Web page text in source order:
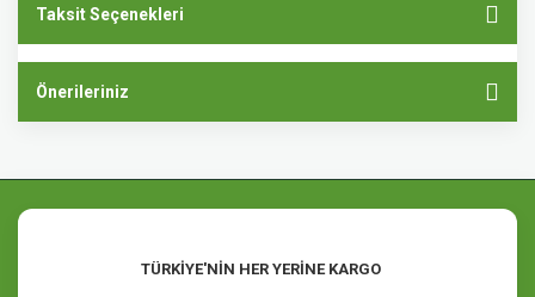
Taksit Seçenekleri
Önerileriniz
TÜRKİYE'NİN HER YERİNE KARGO